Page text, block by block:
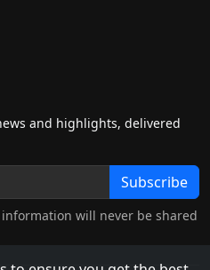
and highlights, delivered
Subscribe
will never be shared